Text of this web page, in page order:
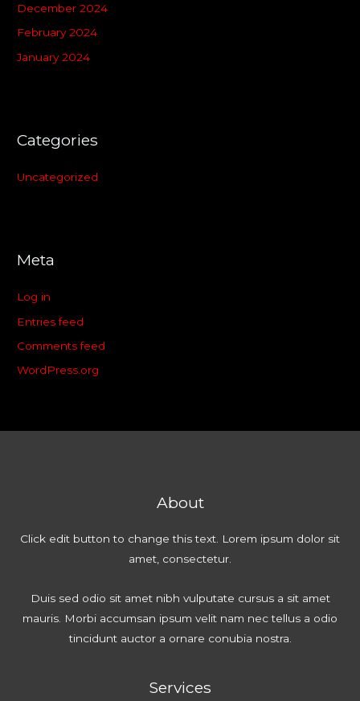
December 2024
February 2024
January 2024
Categories
Uncategorized
Meta
Log in
Entries feed
Comments feed
WordPress.org
About
Click edit button to change this text. Lorem ipsum dolor sit
amet, consectetur.
Duis sed odio sit amet nibh vulputate cursus a sit amet
mauris. Morbi accumsan ipsum velit nam nec tellus a odio
tincidunt auctor a ornare conubia nostra.
Services